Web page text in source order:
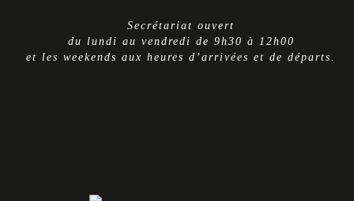
Secrétariat ouvert
du lundi au vendredi de 9h30 à 12h00
et les weekends aux heures d’arrivées et de départs.